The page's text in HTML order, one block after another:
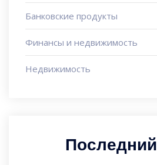
Банковские продукты
Финансы и недвижимость
Недвижимость